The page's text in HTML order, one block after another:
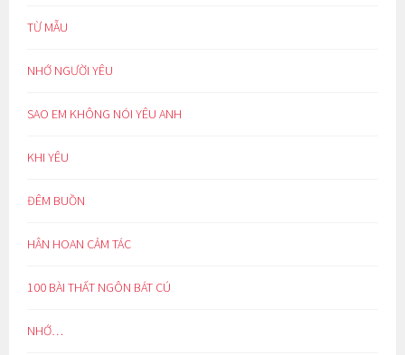
TỪ MẪU
NHỚ NGƯỜI YÊU
SAO EM KHÔNG NÓI YÊU ANH
KHI YÊU
ĐÊM BUỒN
HÂN HOAN CẢM TÁC
100 BÀI THẤT NGÔN BÁT CÚ
NHỚ…